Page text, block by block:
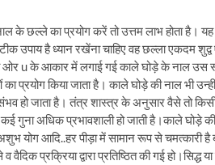
के छल्ले का प्रयोग करें तो उत्तम लाभ होता है। यह
उपाय है ध्यान रखेंना चाहिए वह छल्ला एकदम शुद्व
u के आकार में लगाई गई काले घोड़े के नाल उस
किया जाता है। काले घोड़े की नाल भी
हो जाता है। तंत्र शास्त्र के अनुसार वैसे तो
कई गुना अधिक प्रभावशाली हो जाती है।काले
योग आदि..हर पीड़ा में सामान रूप से चमत्कारी
वैदिक प्रक्रिया द्वारा प्रतिष्ठित की गई